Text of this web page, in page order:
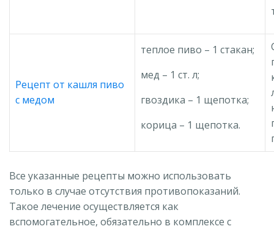
Рецепт от кашля пиво
с медом
теплое пиво – 1 стакан;
мед – 1 ст. л;
гвоздика – 1 щепотка;
корица – 1 щепотка.
Все указанные рецепты можно использовать
только в случае отсутствия противопоказаний.
Такое лечение осуществляется как
вспомогательное, обязательно в комплексе с